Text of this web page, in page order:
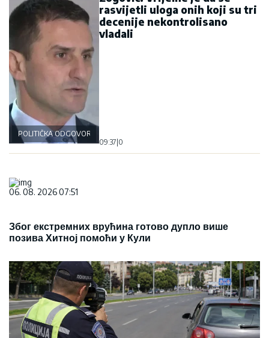
POLITIČKA ODGOVORNOST
rasvijetli uloga onih koji su tri
decenije nekontrolisano
vladali
09:37|0
06. 08. 2026 07:51
Због екстремних врућина готово дупло више
позива Хитној помоћи у Кули